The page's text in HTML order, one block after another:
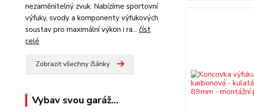
nezaměnitelný zvuk. Nabízíme sportovní
výfuky, svody a komponenty výfukových
soustav pro maximální výkon i ra... číst
celé
Zobrazit všechny články
Vybav svou garáž...